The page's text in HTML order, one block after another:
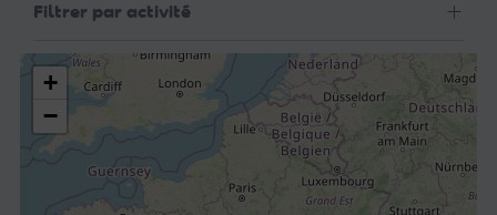
Filtrer par activité
+
−